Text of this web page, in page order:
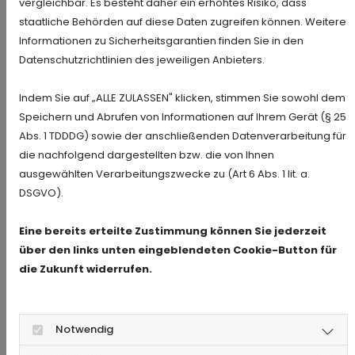
3. KUNDENMEINUNGEN UND
BEWERTUNGEN ALS
ENTSCHEIDUNGSHILFE NUTZEN
seriösen Schlüsselservice,bevor der Ernstfall
eintritt . Auf diese Weise haben Sie ausreichend
Zeit, sich eingehend über verschiedene Anbieter
Lassen Sie sich aber nicht von Fake-
Bewertungen blenden und vertrauen Sie auf
staatliche Behörden auf diese Daten zugreifen können. Weitere
Informationen zu Sicherheitsgarantien finden Sie in den
Datenschutzrichtlinien des jeweiligen Anbieters.
Indem Sie auf „ALLE ZULASSEN" klicken, stimmen Sie sowohl dem
Speichern und Abrufen von Informationen auf Ihrem Gerät (§ 25
Abs. 1 TDDDG) sowie der anschließenden Datenverarbeitung für
die nachfolgend dargestellten bzw. die von Ihnen
ausgewählten Verarbeitungszwecke zu (Art 6 Abs. 1 lit. a.
DSGVO).
Eine bereits erteilte Zustimmung können Sie jederzeit
über den links unten eingeblendeten Cookie-Button für
die Zukunft widerrufen.
Notwendig